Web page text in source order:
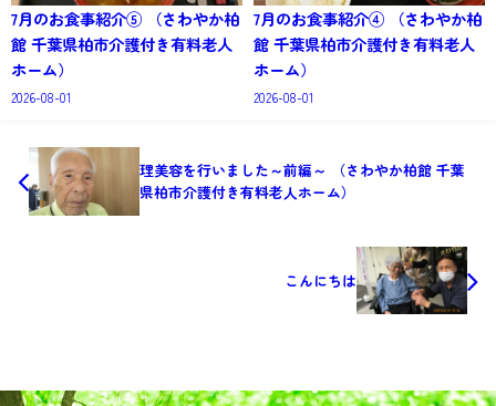
7月のお食事紹介⑤ （さわやか柏
館 千葉県柏市介護付き有料老人
ホーム）
2026-08-01
7月のお食事紹介④ （さわやか柏
館 千葉県柏市介護付き有料老人
ホーム）
2026-08-01
理美容を行いました～前編～ （さわやか柏館 千葉
県柏市介護付き有料老人ホーム）
こんにちは